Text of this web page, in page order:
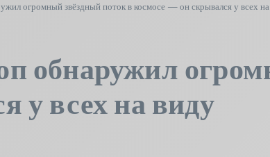
огромный звёздный поток в космосе — он скрывался у всех
обнаружил
у всех на виду